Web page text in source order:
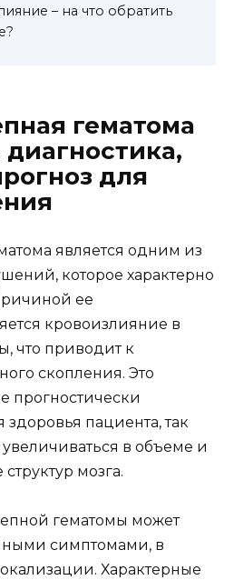
– на что обратить
гематома
для
является одним из
которое характерно
ее
кровоизлияние в
что приводит к
скопления. Это
прогностически
пациента, так
в объеме и
мозга.
гематомы может
симптомами, в
Характерные